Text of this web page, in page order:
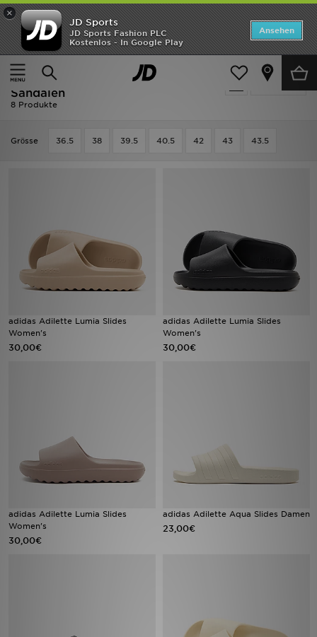
×
JD Sports
JD Sports Fashion PLC
Kostenlos - In Google Play
Ansehen
Startseite
Frauen Frauenschuhe Flip-Flops & Sandalen
verfeinern
Frauen - Adidas Flip-Flops &
Sandalen
8 Produkte
Grӧsse 36.5 38 39.5 40.5 42 43 43.5
adidas Adilette Lumia Slides
Women's
30,00€
adidas Adilette Lumia Slides
Women's
30,00€
adidas Adilette Lumia Slides
Women's
30,00€
adidas Adilette Aqua Slides Damen
23,00€
Startseite
ANGEBOTE
Marken
Bestsellers
JD Exklusives
Fußball
Sport
Filialfinder
Mein JD
Meine Nachrichten
Bestellverfolgung